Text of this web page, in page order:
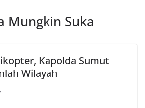
Mungkin Suka
Kapolda Sumut
Wilayah